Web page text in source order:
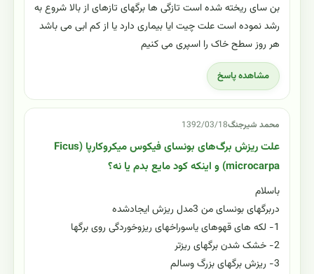
بن سای ریخته شده است تازگی ها برگهای تازهای از بالا شروع به
رشد نموده است علت چیت ایا بیماری دارد یا از کم ابی می باشد
هر روز سطح خاک را اسپری می کنیم
مشاهده پاسخ
محمد شیرجنگ1392/03/18
علت ریزش برگ‌های بونسای فیکوس میکروکارپا (Ficus
microcarpa) و اینکه کود مایع بدم یا نه؟
باسلام
دربرگهای بونسای من 3مدل ریزش ایجادشده
1- لکه های قهوهای یاسوراخهای ریزوخوردگی روی برگها
2- خشک شدن برگهای ریزتر
3- ریزش برگهای بزرگ وسالم